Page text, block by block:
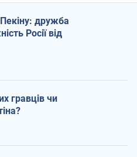
дружба
Росії від
гравців чи